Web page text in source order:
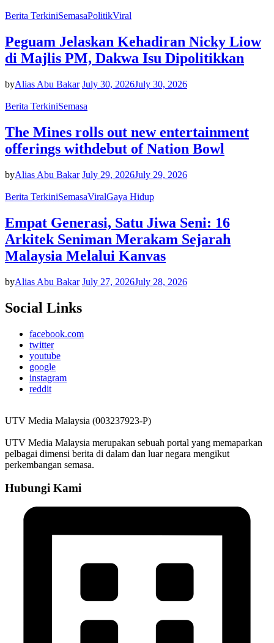
Berita TerkiniSemasaPolitikViral
Peguam Jelaskan Kehadiran Nicky Liow
di Majlis PM, Dakwa Isu Dipolitikkan
byAlias Abu Bakar July 30, 2026July 30, 2026
Berita TerkiniSemasa
The Mines rolls out new entertainment
offerings withdebut of Nation Bowl
byAlias Abu Bakar July 29, 2026July 29, 2026
Berita TerkiniSemasaViralGaya Hidup
Empat Generasi, Satu Jiwa Seni: 16
Arkitek Seniman Merakam Sejarah
Malaysia Melalui Kanvas
byAlias Abu Bakar July 27, 2026July 28, 2026
Social Links
facebook.com
twitter
youtube
google
instagram
reddit
UTV Media Malaysia (003237923-P)
UTV Media Malaysia merupakan sebuah portal yang memaparkan
pelbagai dimensi berita di dalam dan luar negara mengikut
perkembangan semasa.
Hubungi Kami